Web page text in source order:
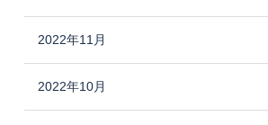
2022年11月
2022年10月